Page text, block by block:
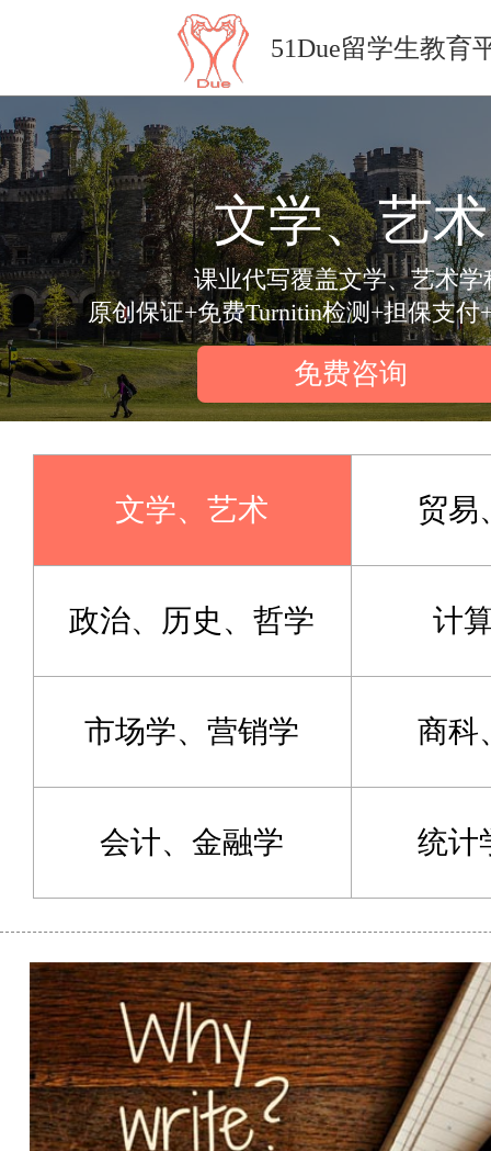
51Due留学生教育
文学、艺术
课业代写覆盖文学、艺术学
原创保证+免费Turnitin检测+担保支付
免费咨询
文学、艺术 贸易
政治、历史、哲学 计
市场学、营销学 商科
会计、金融学 统计